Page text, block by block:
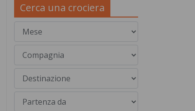
Cerca una crociera